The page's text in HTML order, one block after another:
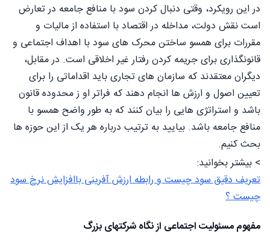
در این رویکرد، وقتی دنبال کردن سود با منافع جامعه در تعارض
است نقش دولت، مداخله در اقتصاد با استفاده از مالیات و
مقررات برای همسو ساختن محرک های سود با اهداف اجتماعی و
قانونگذاری برای جریمه کردن رفتار غیر اخلاقی است. در مقابل،
دیگران معتقدند که سازمان های تجاری باید اقداماتی را برای
تعیین اصول و ارزش ها انجام دهند که فراتر او ز محدوده قانون
باشد و استراتژی هایی را بیان کنند که به طور واضح همسو با
منافع جامعه باشد. بیایید به ترتیب درباره هر یک از این حوزه ها
بحث کنیم.
> بیشتر بخوانید:
تعریف دقیق سود چیست و رابطه ارزش آفرینی باافزایش نرخ سود
چیست ؟
مفهوم مسئولیت اجتماعی از نگاه شرکتهای بزرگ